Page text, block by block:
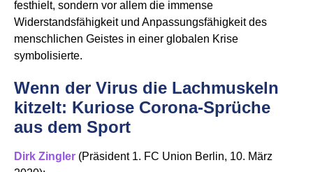
festhielt, sondern vor allem die immense
Widerstandsfähigkeit und Anpassungsfähigkeit des
menschlichen Geistes in einer globalen Krise
symbolisierte.
Wenn der Virus die Lachmuskeln
kitzelt: Kuriose Corona-Sprüche
aus dem Sport
Dirk Zingler (Präsident 1. FC Union Berlin, 10. März